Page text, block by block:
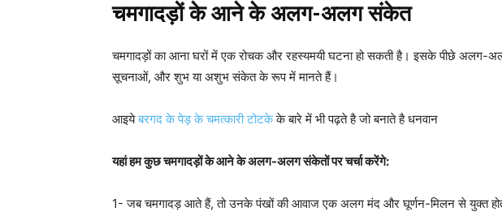
चमगादड़ों के आने के अलग-अलग संकेत
चमगादड़ों का आना घरों में एक रोचक और रहस्यमयी घटना हो सकती है। इसके पीछे अलग-
सूचनाओं, और शुभ या अशुभ संकेत के रूप में मानते हैं।
आइयेबरगद के पेड़ के चमत्कारी टोटकेके बारे में भी पढ़ते है जो बनाते है धनवान
यहां हम कुछ चमगादड़ों के आने के अलग-अलग संकेतों पर चर्चा करेंगे:
1- जब चमगादड़ आते हैं, तो उनके पंखों की आवाज एक अलग मंद और घूर्णन-मिलन से युक्त